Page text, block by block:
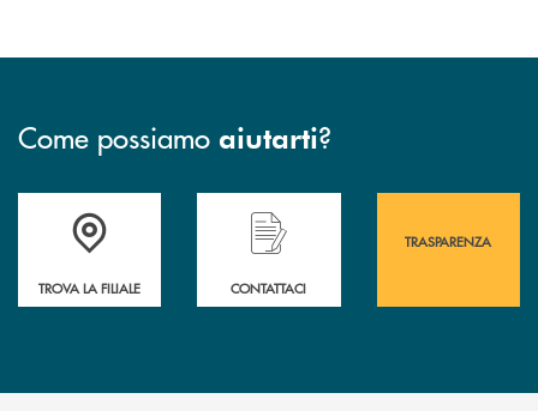
Come possiamo aiutarti?
Accedi all' elenco completo&nbsp; delle&nbsp; filiali&nbsp; di Banca
TROVA LA FILIALE
Hai bisogno di assistenza immediata?
CONTATTACI
TRASPARENZA